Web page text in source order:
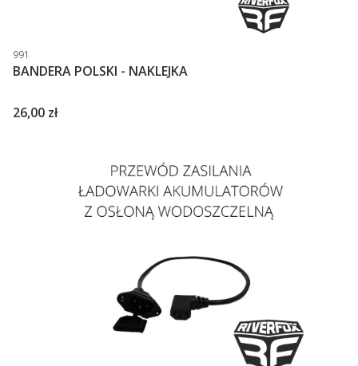
Kod produktu
991
BANDERA POLSKI - NAKLEJKA
Cena
26,00 zł